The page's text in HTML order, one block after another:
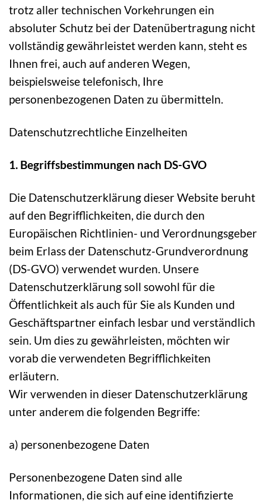
trotz aller technischen Vorkehrungen ein
absoluter Schutz bei der Datenübertragung nicht
vollständig gewährleistet werden kann, steht es
Ihnen frei, auch auf anderen Wegen,
beispielsweise telefonisch, Ihre
personenbezogenen Daten zu übermitteln.
Datenschutzrechtliche Einzelheiten
1. Begriffsbestimmungen nach DS-GVO
Die Datenschutzerklärung dieser Website beruht
auf den Begrifflichkeiten, die durch den
Europäischen Richtlinien- und Verordnungsgeber
beim Erlass der Datenschutz-Grundverordnung
(DS-GVO) verwendet wurden. Unsere
Datenschutzerklärung soll sowohl für die
Öffentlichkeit als auch für Sie als Kunden und
Geschäftspartner einfach lesbar und verständlich
sein. Um dies zu gewährleisten, möchten wir
vorab die verwendeten Begrifflichkeiten
erläutern.
Wir verwenden in dieser Datenschutzerklärung
unter anderem die folgenden Begriffe:
a) personenbezogene Daten
Personenbezogene Daten sind alle
Informationen, die sich auf eine identifizierte